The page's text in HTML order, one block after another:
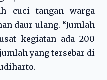
cuci tangan warga
daur ulang. “Jumlah
kegiatan ada 200
yang tersebar di